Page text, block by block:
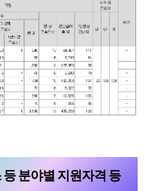
등 분야별 지원자격 등